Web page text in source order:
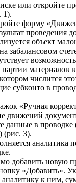
или откройте
1).
форму
проведения
объект
забалансовом
материалов
числится
субконто в
«Ручная
движений
данные в проводке
(рис. 3).
аналитика
добавить новую
«Добавить».
аналитику к ним,